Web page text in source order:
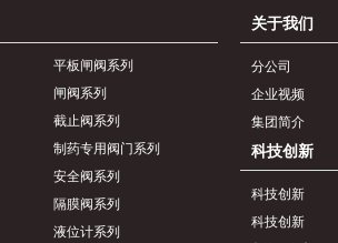
科技创新
科技创新
分公司
企业视频
集团简介
平板闸阀系列
闸阀系列
截止阀系列
制药专用阀门系列
安全阀系列
隔膜阀系列
液位计系列
关于我们
科技创新